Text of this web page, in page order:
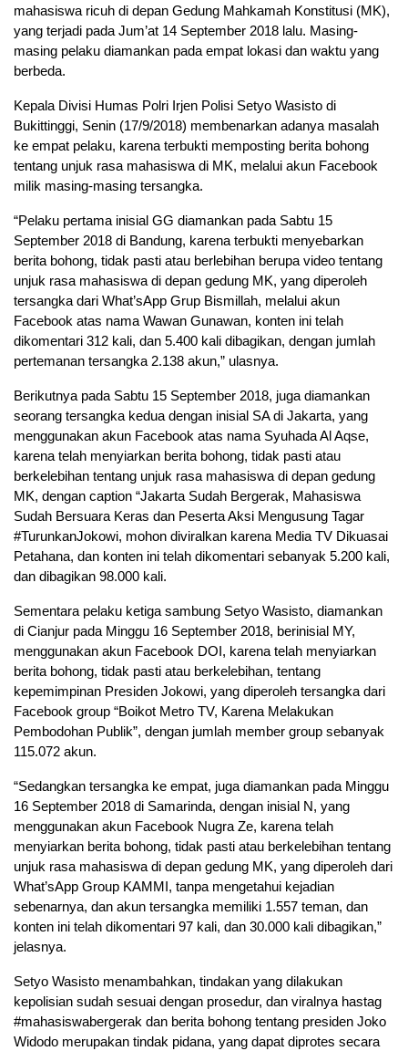
mahasiswa ricuh di depan Gedung Mahkamah Konstitusi (MK),
yang terjadi pada Jum’at 14 September 2018 lalu. Masing-
masing pelaku diamankan pada empat lokasi dan waktu yang
berbeda.
Kepala Divisi Humas Polri Irjen Polisi Setyo Wasisto di
Bukittinggi, Senin (17/9/2018) membenarkan adanya masalah
ke empat pelaku, karena terbukti memposting berita bohong
tentang unjuk rasa mahasiswa di MK, melalui akun Facebook
milik masing-masing tersangka.
“Pelaku pertama inisial GG diamankan pada Sabtu 15
September 2018 di Bandung, karena terbukti menyebarkan
berita bohong, tidak pasti atau berlebihan berupa video tentang
unjuk rasa mahasiswa di depan gedung MK, yang diperoleh
tersangka dari What’sApp Grup Bismillah, melalui akun
Facebook atas nama Wawan Gunawan, konten ini telah
dikomentari 312 kali, dan 5.400 kali dibagikan, dengan jumlah
pertemanan tersangka 2.138 akun,” ulasnya.
Berikutnya pada Sabtu 15 September 2018, juga diamankan
seorang tersangka kedua dengan inisial SA di Jakarta, yang
menggunakan akun Facebook atas nama Syuhada Al Aqse,
karena telah menyiarkan berita bohong, tidak pasti atau
berkelebihan tentang unjuk rasa mahasiswa di depan gedung
MK, dengan caption “Jakarta Sudah Bergerak, Mahasiswa
Sudah Bersuara Keras dan Peserta Aksi Mengusung Tagar
#TurunkanJokowi, mohon diviralkan karena Media TV Dikuasai
Petahana, dan konten ini telah dikomentari sebanyak 5.200 kali,
dan dibagikan 98.000 kali.
Sementara pelaku ketiga sambung Setyo Wasisto, diamankan
di Cianjur pada Minggu 16 September 2018, berinisial MY,
menggunakan akun Facebook DOI, karena telah menyiarkan
berita bohong, tidak pasti atau berkelebihan, tentang
kepemimpinan Presiden Jokowi, yang diperoleh tersangka dari
Facebook group “Boikot Metro TV, Karena Melakukan
Pembodohan Publik”, dengan jumlah member group sebanyak
115.072 akun.
“Sedangkan tersangka ke empat, juga diamankan pada Minggu
16 September 2018 di Samarinda, dengan inisial N, yang
menggunakan akun Facebook Nugra Ze, karena telah
menyiarkan berita bohong, tidak pasti atau berkelebihan tentang
unjuk rasa mahasiswa di depan gedung MK, yang diperoleh dari
What’sApp Group KAMMI, tanpa mengetahui kejadian
sebenarnya, dan akun tersangka memiliki 1.557 teman, dan
konten ini telah dikomentari 97 kali, dan 30.000 kali dibagikan,”
jelasnya.
Setyo Wasisto menambahkan, tindakan yang dilakukan
kepolisian sudah sesuai dengan prosedur, dan viralnya hastag
#mahasiswabergerak dan berita bohong tentang presiden Joko
Widodo merupakan tindak pidana, yang dapat diprotes secara